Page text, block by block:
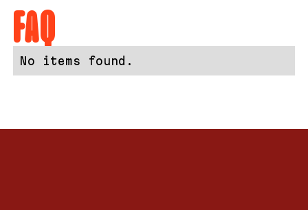
FAQ
No items found.